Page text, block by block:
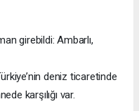
girebildi: Ambarlı,
deniz ticaretinde
karşılığı var.